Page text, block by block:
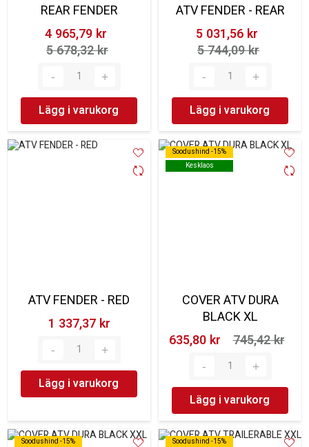
REAR FENDER
4 965,79 kr‎
5 678,32 kr‎
Lägg i varukorg
ATV FENDER - REAR
5 031,56 kr‎
5 744,09 kr‎
Lägg i varukorg
ATV FENDER - RED
1 337,37 kr‎
Lägg i varukorg
Soodushind -15%
Kesklaos
Soodushind -15%
Kesklaos
COVER ATV DURA
BLACK XL
635,80 kr‎
745,42 kr‎
Lägg i varukorg
Soodushind -15%
Soodushind -15%
Soodushind -15%
Soodushind -15%